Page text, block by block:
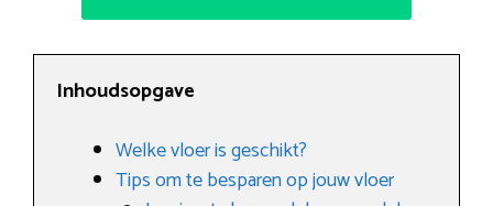
Inhoudsopgave
Welke vloer is geschikt?
Tips om te besparen op jouw vloer